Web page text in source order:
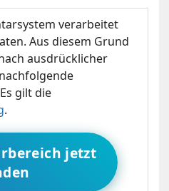
verarbeitet
Aus diesem Grund
ausdrücklicher
gilt die
.
jetzt